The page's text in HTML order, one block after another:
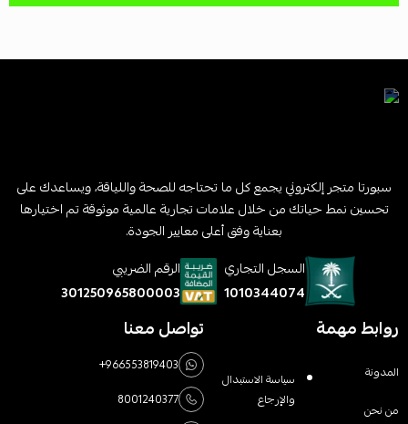
سبورتا متجر إلكتروني يجمع كل ما تحتاجه للصحة واللياقة، ويساعدك على
تحسين نمط حياتك من خلال علامات تجارية عالمية موثوقة تم اختيارها
بعناية وفق أعلى معايير الجودة.
السجل التجاري
1010344074
الرقم الضريبي
301250965800003
روابط مهمة
المدونة
من نحن
سياسة الاستبدال
والإرجاع
تواصل معنا
+966553819403
8001240377